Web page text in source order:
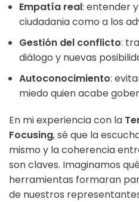
Empatía real: entender
ciudadania como a los
Gestión del conflicto:
diálogo y nuevas
Autoconocimiento:
miedo quien acabe
En mi experiencia con la
Focusing, sé que la
mismo y la coherencia
son claves. Imaginamos
herramientas formaran
de nuestros